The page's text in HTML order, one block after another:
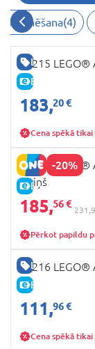
(4)
LABA CENA
E-CENA
31215 LEGO®
183,20 €
Cena spēkā
-20%
E-CENA
31220 LEGO®
tiltiņš
185,56 €
Pērkot papildu
LABA CENA
E-CENA
31216 LEGO®
111,96 €
Cena spēkā